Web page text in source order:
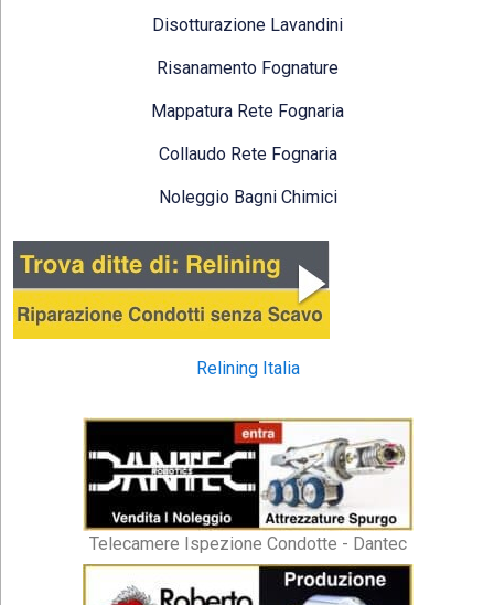
Disotturazione Lavandini
Risanamento Fognature
Mappatura Rete Fognaria
Collaudo Rete Fognaria
Noleggio Bagni Chimici
Relining Italia
Telecamere Ispezione Condotte - Dantec